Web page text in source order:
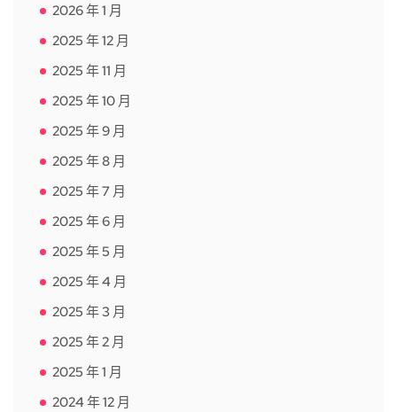
2026 年 1 月
2025 年 12 月
2025 年 11 月
2025 年 10 月
2025 年 9 月
2025 年 8 月
2025 年 7 月
2025 年 6 月
2025 年 5 月
2025 年 4 月
2025 年 3 月
2025 年 2 月
2025 年 1 月
2024 年 12 月